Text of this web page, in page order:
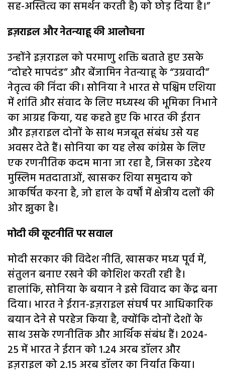
सह-अस्तित्व का समर्थन करती है) को छोड़ दिया है।”
इज़राइल और नेतन्याहू की आलोचना
उन्होंने इज़राइल को परमाणु शक्ति बताते हुए उसके
“दोहरे मापदंड” और बेंजामिन नेतन्याहू के “उग्रवादी”
नेतृत्व की निंदा की। सोनिया ने भारत से पश्चिम एशिया
में शांति और संवाद के लिए मध्यस्थ की भूमिका निभाने
का आग्रह किया, यह कहते हुए कि भारत की ईरान
और इज़राइल दोनों के साथ मजबूत संबंध उसे यह
अवसर देते हैं। सोनिया का यह लेख कांग्रेस के लिए
एक रणनीतिक कदम माना जा रहा है, जिसका उद्देश्य
मुस्लिम मतदाताओं, खासकर शिया समुदाय को
आकर्षित करना है, जो हाल के वर्षों में क्षेत्रीय दलों की
ओर झुका है।
मोदी की कूटनीति पर सवाल
मोदी सरकार की विदेश नीति, खासकर मध्य पूर्व में,
संतुलन बनाए रखने की कोशिश करती रही है।
हालांकि, सोनिया के बयान ने इसे विवाद का केंद्र बना
दिया। भारत ने ईरान-इज़राइल संघर्ष पर आधिकारिक
बयान देने से परहेज किया है, क्योंकि दोनों देशों के
साथ उसके रणनीतिक और आर्थिक संबंध हैं। 2024-
25 में भारत ने ईरान को 1.24 अरब डॉलर और
इज़राइल को 2.15 अरब डॉलर का निर्यात किया।